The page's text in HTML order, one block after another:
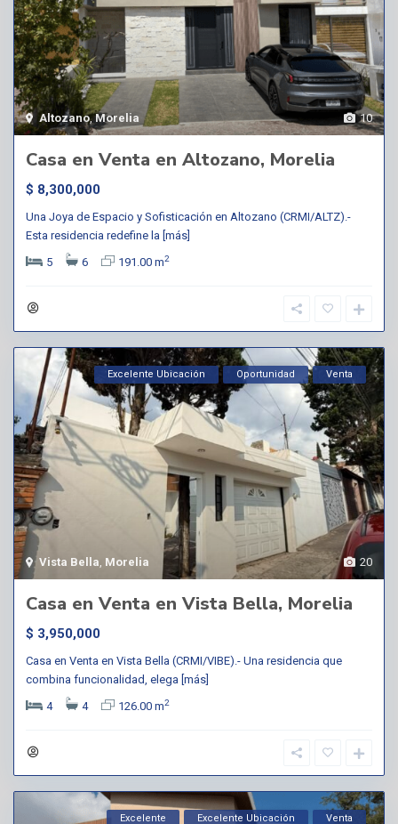
10
Altozano,Morelia
Casa en Venta en Altozano, Morelia
$ 8,300,000
Una Joya de Espacio y Sofisticación en Altozano (CRMI/ALTZ).-
Esta residencia redefine la [más]
5
6 191.00 m2
20
Vista Bella Morelia
Excelente Ubicación Oportunidad Venta
Casa en Venta en Vista Bella, Morelia
$ 3,950,000
Casa en Venta en Vista Bella (CRMI/VIBE).- Una residencia que
combina funcionalidad, elega [más]
4
4 126.00 m2
Excelente Excelente Ubicación Venta